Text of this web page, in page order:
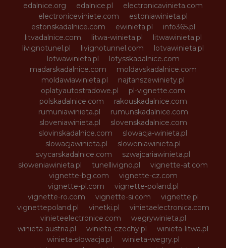
edalnice.org
edalnice.pl
electronicavinieta.com
electroniceviniete.com
estoniawinieta.pl
estonskadalnice.com
ewinieta.pl
info365.pl
litvadalnice.com
litwa-winieta.pl
litwawinieta.pl
livignotunel.pl
livignotunnel.com
lotvawinieta.pl
lotwawinieta.pl
lotysskadalnice.com
madarskadalnice.com
moldavskadalnice.com
moldawiawinieta.pl
najtanszewiniety.pl
oplatyautostradowe.pl
pl-vignette.com
polskadalnice.com
rakouskadalnice.com
rumuniawinieta.pl
rumunskadalnice.com
sloveniawinieta.pl
slovenskadalnice.com
slovinskadalnice.com
slowacja-winieta.pl
slowacjawinieta.pl
sloweniawinieta.pl
svycarskadalnice.com
szwajcariawinieta.pl
słoweniawinieta.pl
tunellivigno.pl
vignette-at.com
vignette-bg.com
vignette-cz.com
vignette-pl.com
vignette-poland.pl
vignette-ro.com
vignette-si.com
vignette.pl
vignettepoland.pl
vinetki.pl
vinietaelectronica.com
vinieteelectronice.com
wegrywinieta.pl
winieta-austria.pl
winieta-czechy.pl
winieta-litwa.pl
winieta-słowacja.pl
winieta-wegry.pl